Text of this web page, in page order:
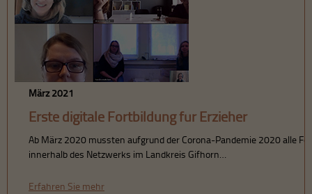
März 2021
Erste digitale Fortbildung für Erzieher
Ab März 2020 mussten aufgrund der Corona-Pandemie 2020 alle
innerhalb des Netzwerks im Landkreis Gifhorn…
Erfahren Sie mehr